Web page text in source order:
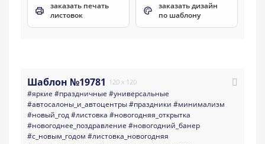
заказать печать
листовок
заказать дизайн
по шаблону
Шаблон №19781 120 x 120
#яркие #праздничные #универсальные
#aвтосалоны_и_автоцентры#праздники #минимализм
#новый_год#листовка #новогодняя_открытка
#новогоднее_поздравление #новогодний_банер
#с_новым_годом #листовка_новогодняя